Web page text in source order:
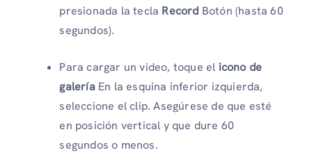
presionada la tecla Record Botón (hasta 60
segundos).
Para cargar un video, toque el icono de
galeríaEn la esquina inferior izquierda,
seleccione el clip. Asegúrese de que esté
en posición vertical y que dure 60
segundos o menos.